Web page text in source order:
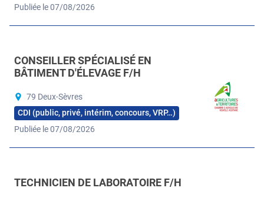
Publiée le 07/08/2026
CONSEILLER SPÉCIALISÉ EN
BÂTIMENT D'ÉLEVAGE F/H
79 Deux-Sèvres
CDI (public, privé, intérim, concours, VRP…)
Publiée le 07/08/2026
TECHNICIEN DE LABORATOIRE F/H